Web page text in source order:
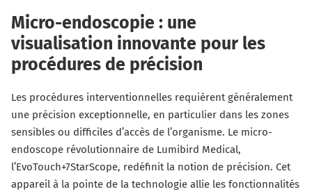
Micro-endoscopie : une
visualisation innovante pour les
procédures de précision
Les procédures interventionnelles requièrent généralement
une précision exceptionnelle, en particulier dans les zones
sensibles ou difficiles d’accès de l’organisme. Le micro-
endoscope révolutionnaire de Lumibird Medical,
l’EvoTouch+7StarScope, redéfinit la notion de précision. Cet
appareil à la pointe de la technologie allie les fonctionnalités